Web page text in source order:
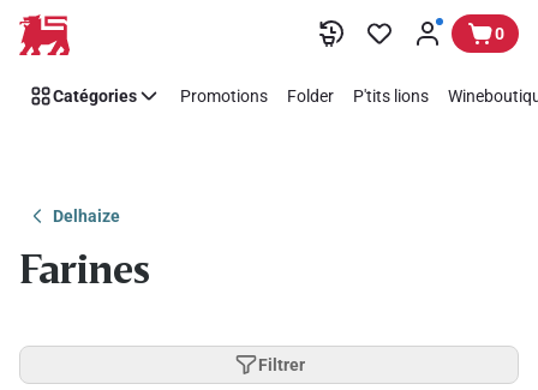
Passer 0
Catégories Promotions Folder P'tits lions
Delhaize
Farines
Filtrer